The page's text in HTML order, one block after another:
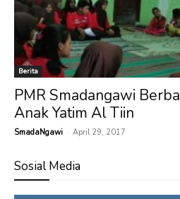
Berita
PMR Smadangawi
Anak Yatim Al Tiin
SmadaNgawi - April 29, 2017
Sosial Media